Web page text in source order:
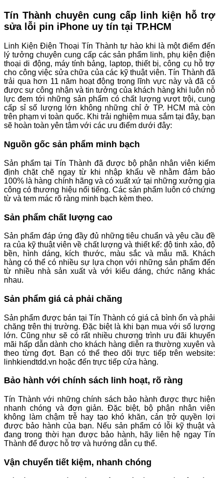
Tín Thành chuyên cung cấp linh kiện hỗ trợ
sửa lỗi pin iPhone uy tín tại TP.HCM
Linh Kiện Điện Thoại Tín Thành tự hào khi là một điểm đến
lý tưởng chuyên cung cấp các sản phẩm linh, phụ kiện điện
thoại di động, máy tính bảng, laptop, thiết bị, công cụ hỗ trợ
cho công việc sửa chữa của các kỹ thuật viên. Tín Thành đã
trải qua hơn 11 năm hoạt động trong lĩnh vực này và đã có
được sự công nhận và tin tưởng của khách hàng khi luôn nỗ
lực đem tới những sản phẩm có chất lượng vượt trội, cung
cấp sỉ số lượng lớn không những chỉ ở TP. HCM mà còn
trên phạm vi toàn quốc. Khi trải nghiệm mua sắm tại đây, bạn
sẽ hoàn toàn yên tâm với các ưu điểm dưới đây:
Nguồn gốc sản phẩm minh bạch
Sản phẩm tại Tín Thành đã được bộ phận nhân viên kiểm
định chặt chẽ ngay từ khi nhập khẩu về nhằm đảm bảo
100% là hàng chính hãng và có xuất xứ tại những xưởng gia
công có thương hiệu nổi tiếng. Các sản phẩm luôn có chứng
từ và tem mác rõ ràng minh bạch kèm theo.
Sản phẩm chất lượng cao
Sản phẩm đáp ứng đầy đủ những tiêu chuẩn và yêu cầu đề
ra của kỹ thuật viên về chất lượng và thiết kế: độ tinh xảo, độ
bền, hình dáng, kích thước, màu sắc và mẫu mã. Khách
hàng có thể có nhiều sự lựa chọn với những sản phẩm đến
từ nhiều nhà sản xuất và với kiểu dáng, chức năng khác
nhau.
Sản phẩm giá cả phải chăng
Sản phẩm được bán tại Tín Thành có giá cả bình ổn và phải
chăng trên thị trường. Đặc biệt là khi bạn mua với số lượng
lớn. Cũng như sẽ có rất nhiều chương trình ưu đãi khuyến
mãi hấp dẫn dành cho khách hàng diễn ra thường xuyên và
theo từng đợt. Bạn có thể theo dõi trực tiếp trên website:
linhkiendtdd.vn hoặc đến trực tiếp cửa hàng.
Bảo hành với chính sách linh hoạt, rõ ràng
Tín Thành với những chính sách bảo hành được thực hiện
nhanh chóng và đơn giản. Đặc biệt, bộ phận nhân viên
không làm chậm trễ hay tạo khó khăn, cản trở quyền lợi
được bảo hành của bạn. Nếu sản phẩm có lỗi kỹ thuật và
đang trong thời hạn được bảo hành, hãy liên hệ ngay Tín
Thành để được hỗ trợ và hướng dẫn cụ thể.
Vận chuyển tiết kiệm, nhanh chóng